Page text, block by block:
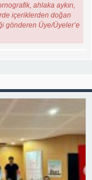
ahlaka aykırı,
içeriklerden doğan
gönderen Üye/Üyeler’e